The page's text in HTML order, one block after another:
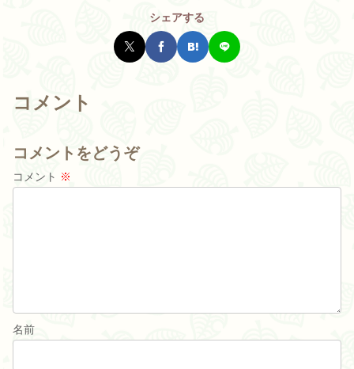
シェアする
コメント
コメントをどうぞ
コメント ※
名前